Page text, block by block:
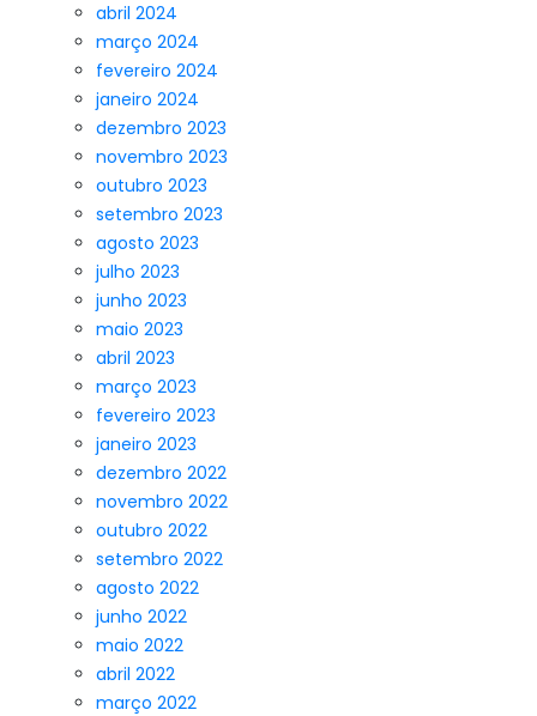
abril 2024
março 2024
fevereiro 2024
janeiro 2024
dezembro 2023
novembro 2023
outubro 2023
setembro 2023
agosto 2023
julho 2023
junho 2023
maio 2023
abril 2023
março 2023
fevereiro 2023
janeiro 2023
dezembro 2022
novembro 2022
outubro 2022
setembro 2022
agosto 2022
junho 2022
maio 2022
abril 2022
março 2022